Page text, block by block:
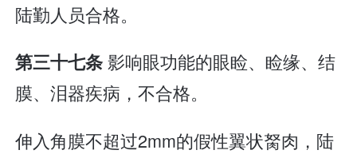
陆勤人员合格。
第三十七条影响眼功能的眼睑、睑缘、结
膜、泪器疾病，不合格。
伸入角膜不超过2mm的假性翼状胬肉，陆